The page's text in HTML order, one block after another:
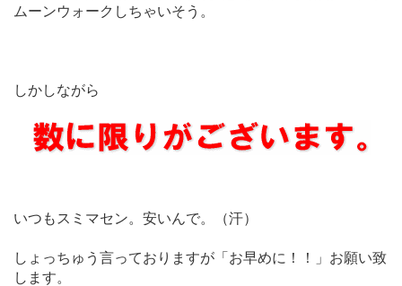
ムーンウォークしちゃいそう。
しかしながら
いつもスミマセン。安いんで。（汗）
しょっちゅう言っておりますが「お早めに！！」お願い致
します。